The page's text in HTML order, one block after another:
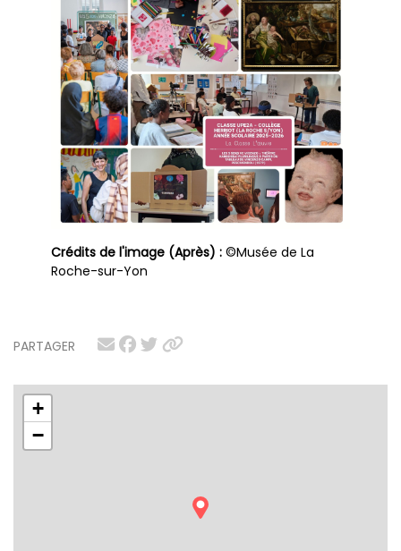
PARTAGER
+
−
Crédits de l'image (Après) : ©Musée de La
Roche-sur-Yon